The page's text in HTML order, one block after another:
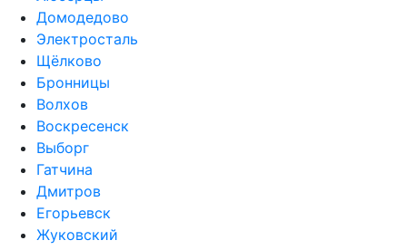
Домодедово
Электросталь
Щёлково
Бронницы
Волхов
Воскресенск
Выборг
Гатчина
Дмитров
Егорьевск
Жуковский